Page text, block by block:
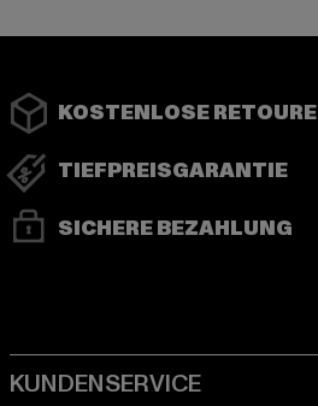
KOSTENLOSE RETOURE
TIEFPREISGARANTIE
SICHERE BEZAHLUNG